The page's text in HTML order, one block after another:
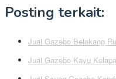
Posting terkait:
Jual Gazebo Belakang
Jual Gazebo Kayu